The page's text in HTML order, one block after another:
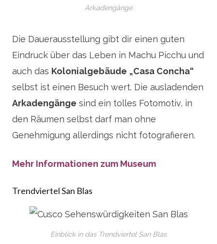
Arkadengänge
Die Dauerausstellung gibt dir einen guten
Eindruck über das Leben in Machu Picchu und
auch das Kolonialgebäude „Casa Concha“
selbst ist einen Besuch wert. Die ausladenden
Arkadengänge sind ein tolles Fotomotiv, in
den Räumen selbst darf man ohne
Genehmigung allerdings nicht fotografieren.
Mehr Informationen zum Museum
Trendviertel San Blas
Einblick in das Trendviertel San Blas